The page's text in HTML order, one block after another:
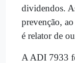
dividendos.
prevenção,
é relator de
A ADI 7933